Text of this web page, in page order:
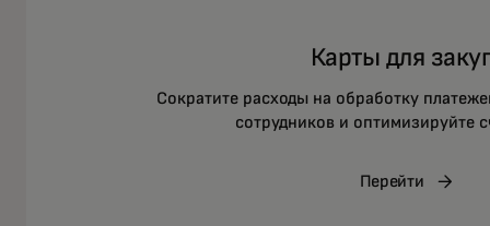
Карты для
Сократите расходы на обработку
сотрудников и оптимизируйте
Перейти